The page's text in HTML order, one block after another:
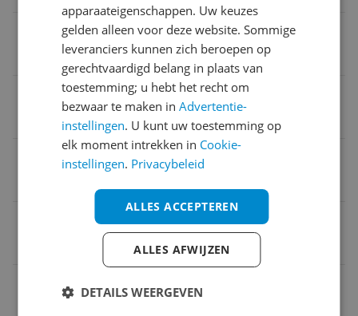
Taal handleiding
Geen taal
Naam verantwoordelijke marktdeelnemer in de EU
Garden Impressions Outdoor b.v.
Vulbaar
Product gewicht
Geschikt voor diameter parasolstok
apparaateigenschappen. Uw keuzes
gelden alleen voor deze website. Sommige
leveranciers kunnen zich beroepen op
gerechtvaardigd belang in plaats van
toestemming; u hebt het recht om
bezwaar te maken inAdvertentie-
instellingen. U kunt uw toestemming op
elk moment intrekken in Cookie-
instellingen. Privacybeleid
ALLES ACCEPTEREN
ALLES AFWIJZEN
DETAILS WEERGEVEN